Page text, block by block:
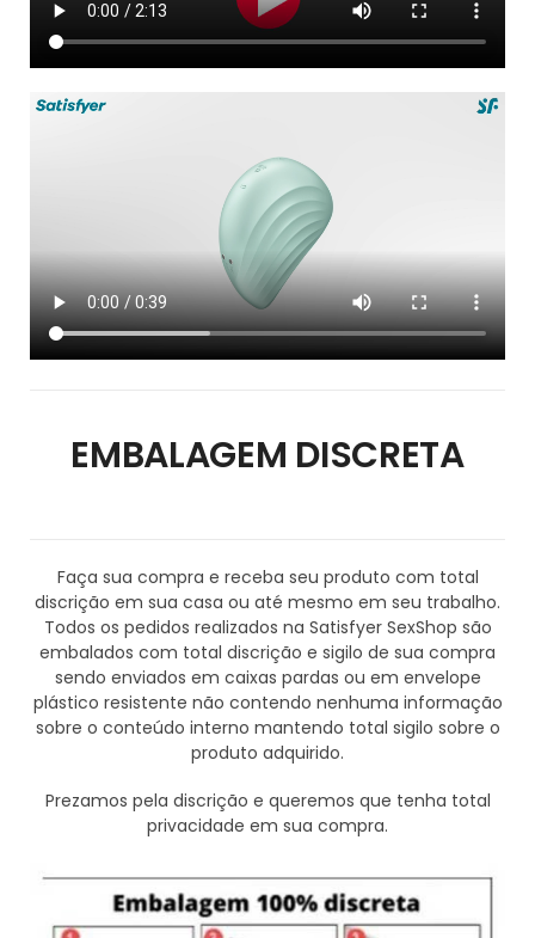
EMBALAGEM DISCRETA
Faça sua compra e receba seu produto com total
discrição em sua casa ou até mesmo em seu trabalho.
Todos os pedidos realizados na Satisfyer SexShop são
embalados com total discrição e sigilo de sua compra
sendo enviados em caixas pardas ou em envelope
plástico resistente não contendo nenhuma informação
sobre o conteúdo interno mantendo total sigilo sobre o
produto adquirido.
Prezamos pela discrição e queremos que tenha total
privacidade em sua compra.